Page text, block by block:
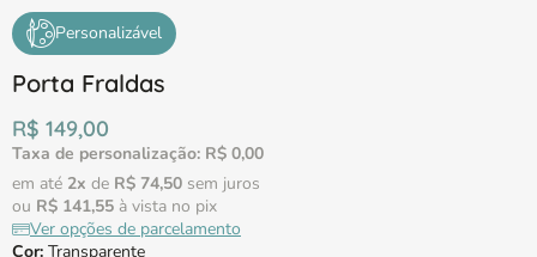
Personalizável
Porta Fraldas
R$ 149,00
Taxa de personalização: R$ 0,00
em até 2x de R$ 74,50 sem juros
ou R$ 141,55 à vista no pix
Ver opções de parcelamento
Cor: Transparente